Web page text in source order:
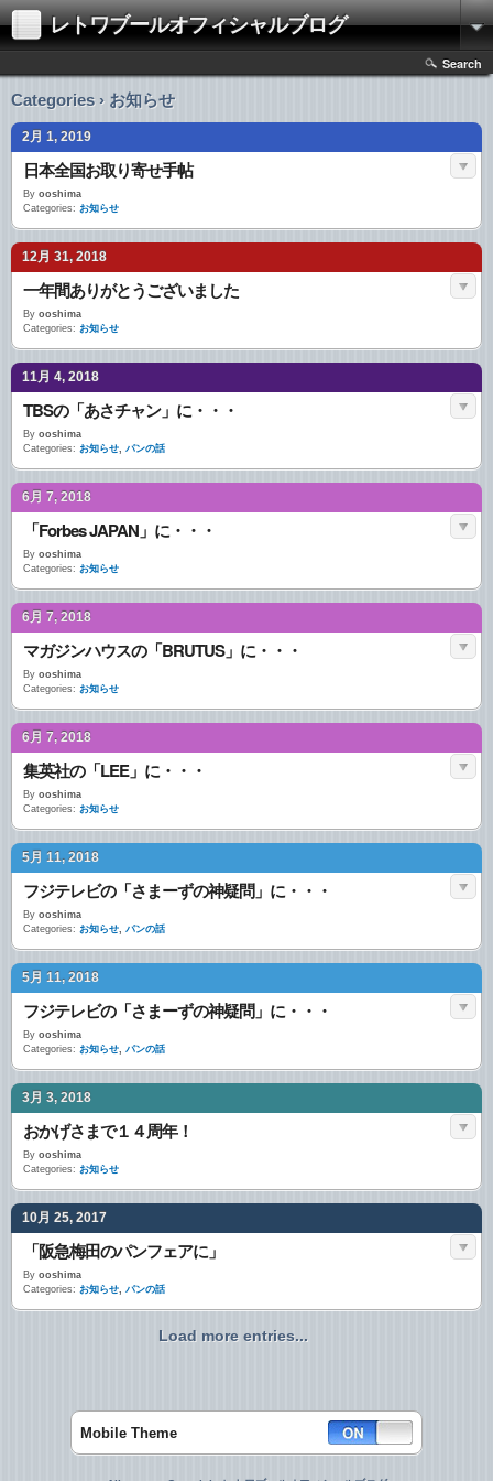
レトワブールオフィシャルブログ
Search
Categories › お知らせ
2月 1, 2019
日本全国お取り寄せ手帖
By ooshima
Categories: お知らせ
12月 31, 2018
一年間ありがとうございました
By ooshima
Categories: お知らせ
11月 4, 2018
TBSの「あさチャン」に・・・
By ooshima
Categories: お知らせ, パンの話
6月 7, 2018
「Forbes JAPAN」に・・・
By ooshima
Categories: お知らせ
6月 7, 2018
マガジンハウスの「BRUTUS」に・・・
By ooshima
Categories: お知らせ
6月 7, 2018
集英社の「LEE」に・・・
By ooshima
Categories: お知らせ
5月 11, 2018
フジテレビの「さまーずの神疑問」に・・・
By ooshima
Categories: お知らせ, パンの話
5月 11, 2018
フジテレビの「さまーずの神疑問」に・・・
By ooshima
Categories: お知らせ, パンの話
3月 3, 2018
おかげさまで１４周年！
By ooshima
Categories: お知らせ
10月 25, 2017
「阪急梅田のパンフェアに」
By ooshima
Categories: お知らせ, パンの話
Load more entries...
Mobile Theme